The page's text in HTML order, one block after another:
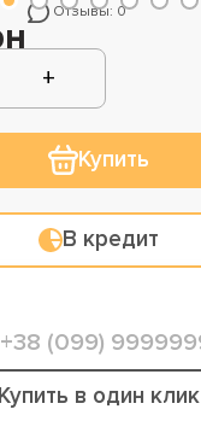
Отзывы: 0
Купить
В кредит
Купить в один клик